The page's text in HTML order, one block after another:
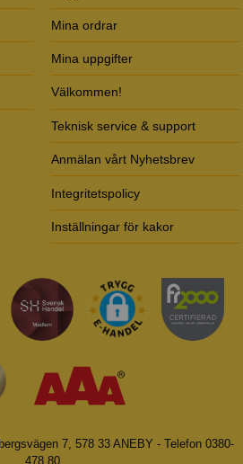
Mina ordrar
Mina uppgifter
Välkommen!
Teknisk service & support
Anmälan vårt Nyhetsbrev
Integritetspolicy
Inställningar för kakor
7, 578 33 ANEBY - Telefon 0380-
478 80